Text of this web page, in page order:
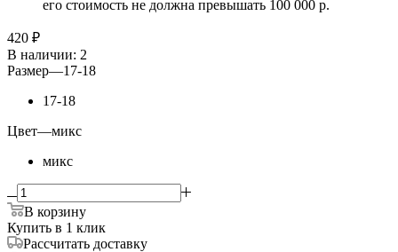
его стоимость не должна превышать 100 000 р.
420 ₽
В наличии: 2
Размер—17-18
17-18
Цвет—микс
микс
В корзину
Купить в 1 клик
Рассчитать доставку